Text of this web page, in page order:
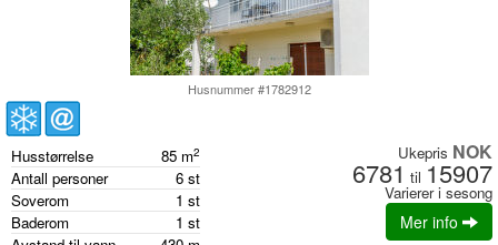
Husnummer #1782912
Husstørrelse 85 m2
Antall personer 6 st
Soverom
1 st
Baderom
1 st
Ukepris NOK
6781 til 15907
Varierer i sesong
Mer info